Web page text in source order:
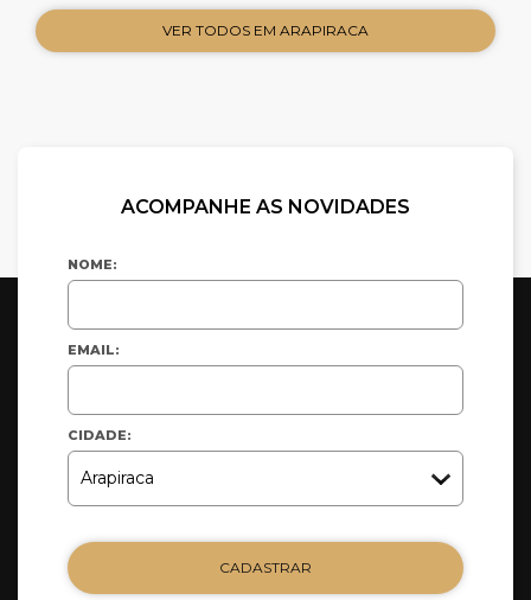
VER TODOS EM ARAPIRACA
ACOMPANHE AS NOVIDADES
NOME:
EMAIL:
CIDADE:
CADASTRAR